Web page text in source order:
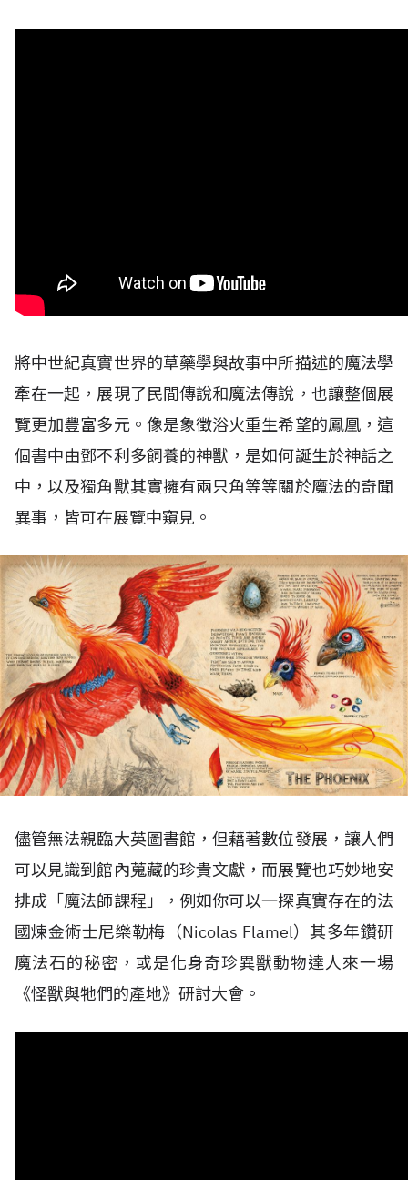
將中世紀真實世界的草藥學與故事中所描述的魔法學
牽在一起，展現了民間傳說和魔法傳說，也讓整個展
覽更加豐富多元。像是象徵浴火重生希望的鳳凰，這
個書中由鄧不利多飼養的神獸，是如何誕生於神話之
中，以及獨角獸其實擁有兩只角等等關於魔法的奇聞
異事，皆可在展覽中窺見。
儘管無法親臨大英圖書館，但藉著數位發展，讓人們
可以見識到館內蒐藏的珍貴文獻，而展覽也巧妙地安
排成「魔法師課程」，例如你可以一探真實存在的法
國煉金術士尼樂勒梅（Nicolas Flamel）其多年鑽研
魔法石的秘密，或是化身奇珍異獸動物達人來一場
《怪獸與牠們的產地》研討大會。